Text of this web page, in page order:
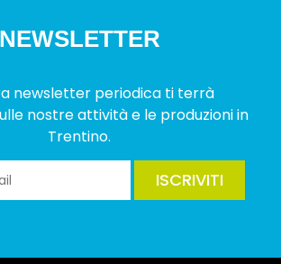
NEWSLETTER
newsletter periodica ti terrà
nostre attività e le produzioni in
Trentino.
ISCRIVITI